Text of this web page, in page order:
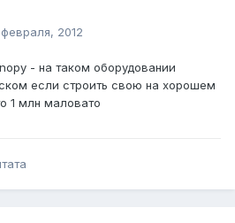
февраля, 2012
- на таком оборудовании
если строить свою на хорошем
1 млн маловато